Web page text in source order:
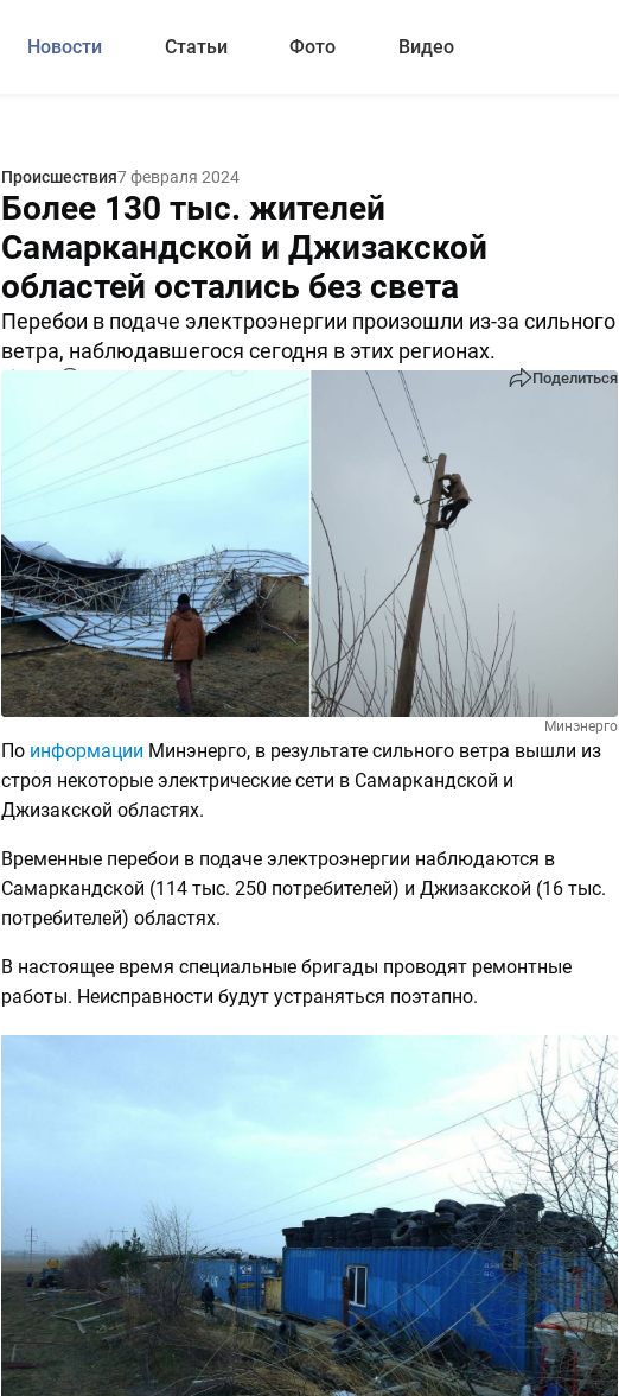
Новости Статьи Фото Видео
Происшествия7 февраля 2024
Более 130 тыс. жителей
Самаркандской и Джизакской
областей остались без света
Перебои в подаче электроэнергии произошли из-за сильного
ветра, наблюдавшегося сегодня в этих регионах.
Поделиться
Минэнерго
По информации Минэнерго, в результате сильного ветра вышли из
строя некоторые электрические сети в Самаркандской и
Джизакской областях.
Временные перебои в подаче электроэнергии наблюдаются в
Самаркандской (114 тыс. 250 потребителей) и Джизакской (16 тыс.
потребителей) областях.
В настоящее время специальные бригады проводят ремонтные
работы. Неисправности будут устраняться поэтапно.